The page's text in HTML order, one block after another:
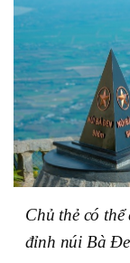
Chủ thẻ có
đỉnh núi Bà